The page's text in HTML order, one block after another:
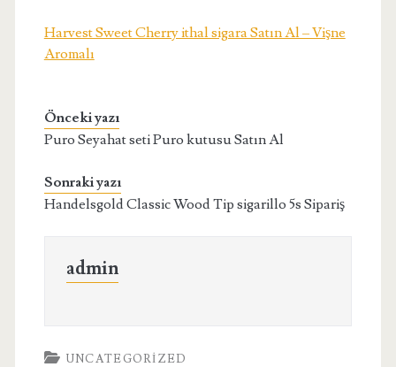
Harvest Sweet Cherry ithal sigara Satın Al – Vişne
Aromalı
Önceki yazı
Puro Seyahat seti Puro kutusu Satın Al
Sonraki yazı
Handelsgold Classic Wood Tip sigarillo 5s Sipariş
admin
UNCATEGORIZED